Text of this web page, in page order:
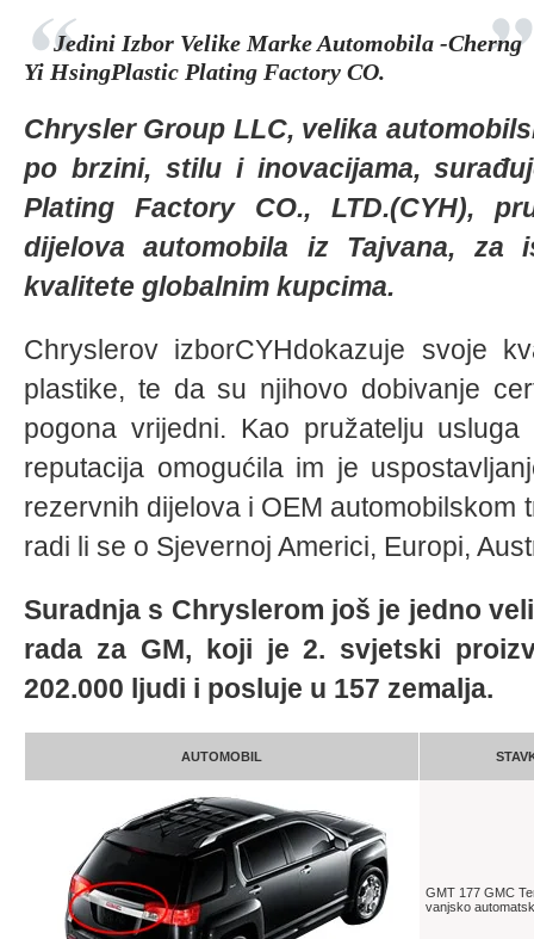
Jedini Izbor Velike Marke Automobila -Cherng
Yi HsingPlastic Plating Factory CO.
Chrysler Group LLC, velika
po brzini, stilu i inovacijama,
Plating Factory CO., LTD.(CYH),
dijelova automobila iz Tajvana, za
kvalitete globalnim kupcima.
Chryslerov izborCYHdokazuje svoje
plastike, te da su njihovo dobivanje
pogona vrijedni. Kao pružatelju
reputacija omogućila im je
rezervnih dijelova i OEM automobilskom
radi li se o Sjevernoj Americi, Europi,
Suradnja s Chryslerom još je jedno
rada za GM, koji je 2. svjetski
202.000 ljudi i posluje u 157 zemalja.
AUTOMOBIL
GMT 177 GMC
vanjsko